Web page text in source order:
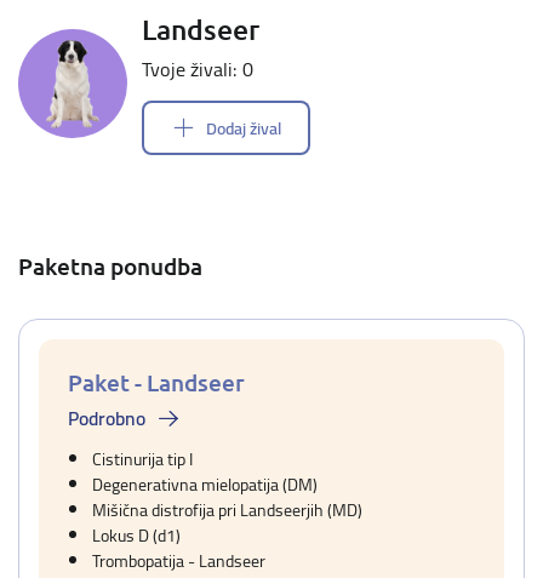
Landseer
Tvoje živali: 0
Dodaj žival
Paketna ponudba
Paket - Landseer
Podrobno
Cistinurija tip I
Degenerativna mielopatija (DM)
Mišična distrofija pri Landseerjih (MD)
Lokus D (d1)
Trombopatija - Landseer